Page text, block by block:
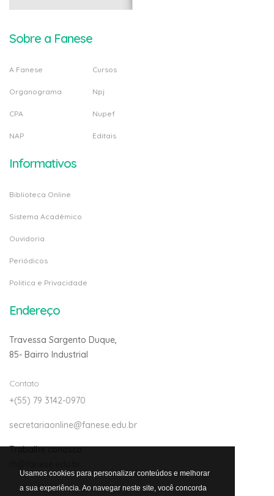
Usamos cookies para personalizar conteúdos e melhorar
a sua experiência. Ao navegar neste site, você concorda
Sobre a Fanese
A Fanese
Organograma
CPA
NAP
Cursos
Npj
Nupef
Editais
Informativos
Biblioteca Online
Sistema Acadêmico
Ouvidoria
Periódicos
Politica e Privacidade
Endereço
Travessa Sargento Duque,
85- Bairro Industrial
Contato
+(55) 79 3142-0970
secretariaonline@fanese.edu.br
Trabalhe conosco: